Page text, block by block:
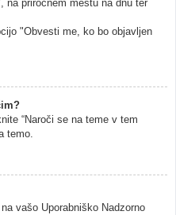
na priročnem mestu na dnu ter
"Obvesti me, ko bo objavljen
“Naroči se na teme v tem
temo.
vašo Uporabniško Nadzorno